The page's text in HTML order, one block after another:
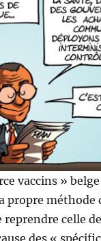
vaccins »
propre méthode
celle
des «